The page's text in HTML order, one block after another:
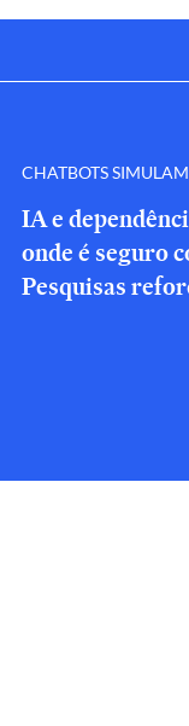
CHATBOTS
IA e
onde é seguro
Pesquisas